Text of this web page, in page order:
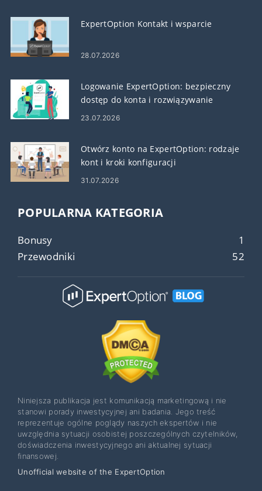
ExpertOption Kontakt i wsparcie
28.07.2026
Logowanie ExpertOption: bezpieczny
dostęp do konta i rozwiązywanie
problemów
23.07.2026
Otwórz konto na ExpertOption: rodzaje
kont i kroki konfiguracji
31.07.2026
POPULARNA KATEGORIA
Bonusy
1
Przewodniki
52
Niniejsza publikacja jest komunikacją marketingową i nie
stanowi porady inwestycyjnej ani badania. Jego treść
reprezentuje ogólne poglądy naszych ekspertów i nie
uwzględnia sytuacji osobistej poszczególnych czytelników,
doświadczenia inwestycyjnego ani aktualnej sytuacji
finansowej.
Unofficial website of the ExpertOption